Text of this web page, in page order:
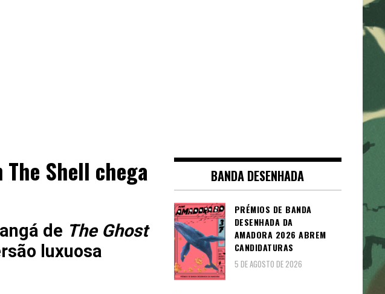
Shell chega
de The Ghost
luxuosa
BANDA DESENHADA
PRÉMIOS DE BANDA
DESENHADA DA
AMADORA 2026 ABREM
CANDIDATURAS
5 DE AGOSTO DE 2026